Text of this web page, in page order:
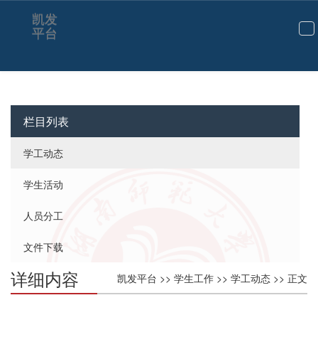
切
航
凯发
平台
栏目列表
学工动态
学生活动
人员分工
文件下载
凯发平台 >> 学生工作 >> 学工动态 >> 正文
详细内容